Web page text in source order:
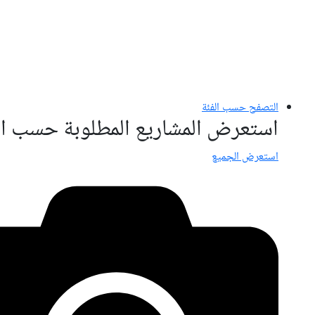
التصفح حسب الفئة
استعرض المشاريع المطلوبة حسب
استعرض الجميع